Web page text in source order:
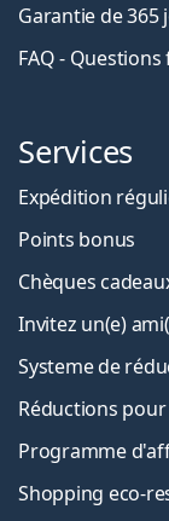
Garantie de 365
FAQ -
Services
Expédition
Points bonus
Chèques
Invitez un(e)
Systeme de
Réductions
Programme
Shopping eco-